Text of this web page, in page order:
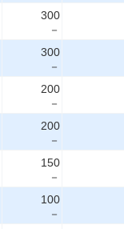
300
－
300
－
200
－
200
－
150
－
100
－